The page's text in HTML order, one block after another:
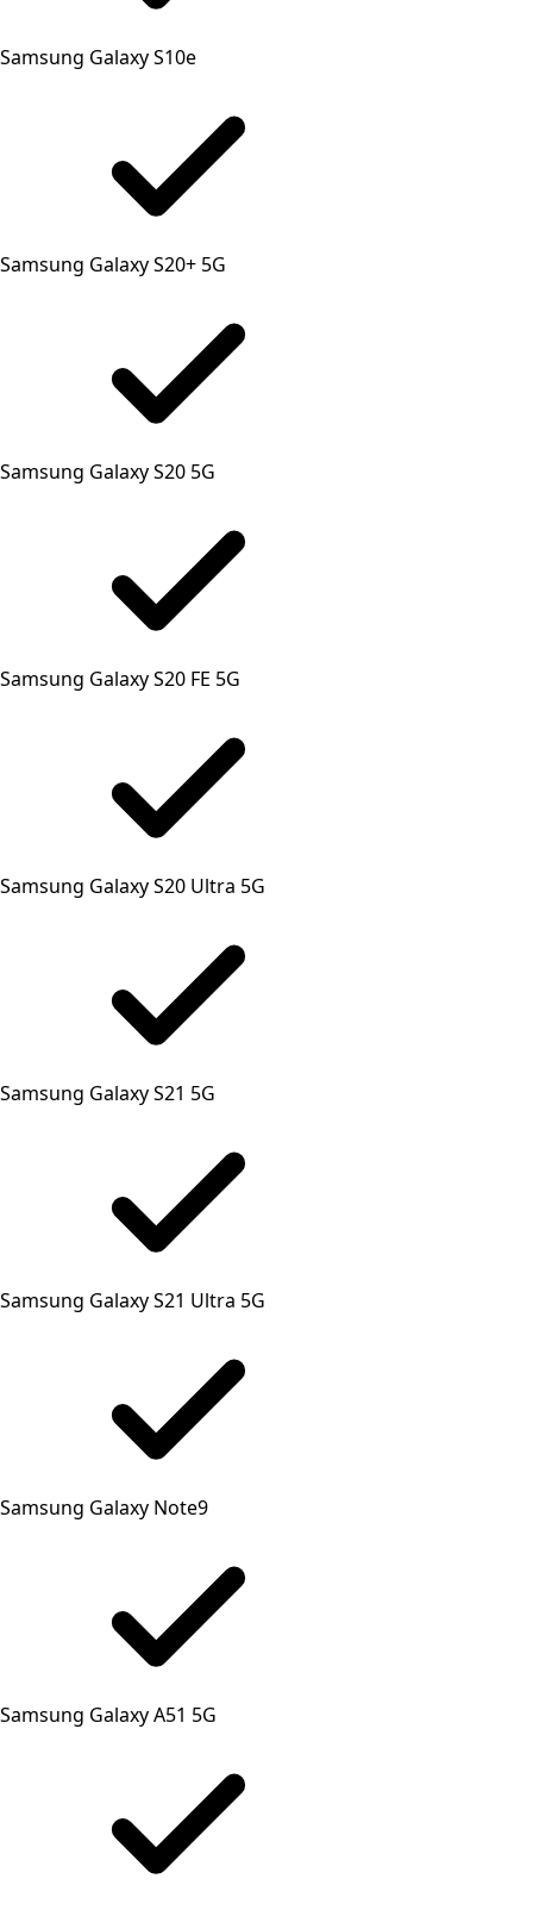
Samsung Galaxy S10e
Samsung Galaxy S20+ 5G
Samsung Galaxy S20 5G
Samsung Galaxy S20 FE 5G
Samsung Galaxy S20 Ultra 5G
Samsung Galaxy S21 5G
Samsung Galaxy S21 Ultra 5G
Samsung Galaxy Note9
Samsung Galaxy A51 5G